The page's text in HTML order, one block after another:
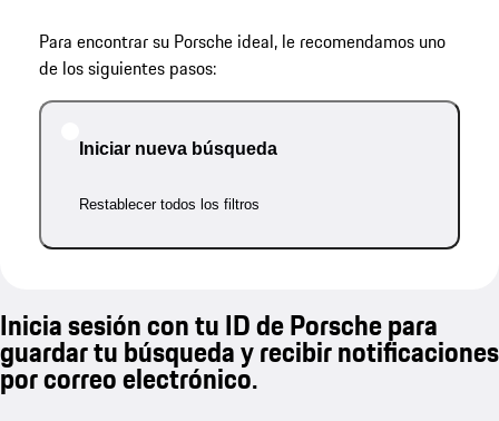
Para encontrar su Porsche ideal, le recomendamos uno
de los siguientes pasos:
Iniciar nueva búsqueda
Restablecer todos los filtros
Inicia sesión con tu ID de Porsche para
guardar tu búsqueda y recibir notificaciones
por correo electrónico.